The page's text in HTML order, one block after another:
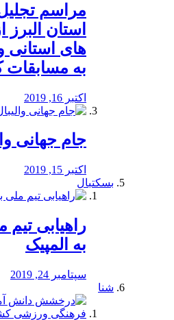
مراسم
استان
های استانی
به
اکتبر 16, 2019
جام جهانی
اکتبر 15, 2019
بسکتبال
راهیابی تیم
به المپیک
سپتامبر 24, 2019
شنا